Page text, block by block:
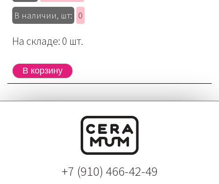
В наличии, шт:
0
На складе: 0 шт.
+7 (910) 466-42-49